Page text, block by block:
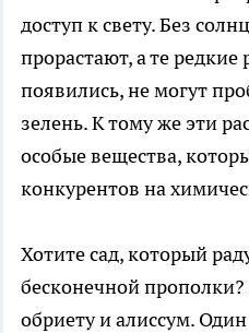
доступ к свету. Без
прорастают, а те редкие
появились, не могут
зелень. К тому же эти
особые вещества,
конкурентов на
Хотите сад, который
бесконечной прополки?
обриету и алиссум.